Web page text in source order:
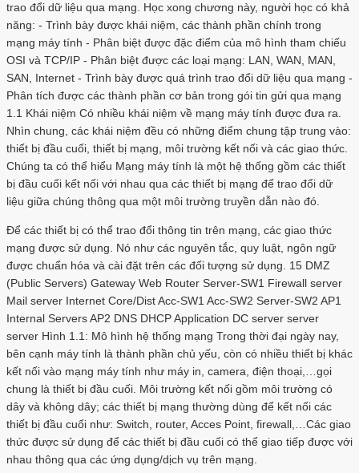
trao đổi dữ liệu qua mạng. Học xong chương này, người học có khả
năng: - Trình bày được khái niệm, các thành phần chính trong
mạng máy tính - Phân biệt được đặc điểm của mô hình tham chiếu
OSI và TCP/IP - Phân biệt được các loại mạng: LAN, WAN, MAN,
SAN, Internet - Trình bày được quá trình trao đổi dữ liệu qua mạng -
Phân tích được các thành phần cơ bản trong gói tin gửi qua mạng
1.1 Khái niệm Có nhiều khái niệm về mạng máy tính được đưa ra.
Nhìn chung, các khái niệm đều có những điểm chung tập trung vào:
thiết bị đầu cuối, thiết bị mạng, môi trường kết nối và các giao thức.
Chúng ta có thể hiểu Mạng máy tính là một hệ thống gồm các thiết
bị đầu cuối kết nối với nhau qua các thiết bị mạng để trao đổi dữ
liệu giữa chúng thông qua một môi trường truyền dẫn nào đó.
Để các thiết bị có thể trao đổi thông tin trên mạng, các giao thức
mạng được sử dụng. Nó như các nguyên tắc, quy luật, ngôn ngữ
được chuẩn hóa và cài đặt trên các đối tượng sử dụng. 15 DMZ
(Public Servers) Gateway Web Router Server-SW1 Firewall server
Mail server Internet Core/Dist Acc-SW1 Acc-SW2 Server-SW2 AP1
Internal Servers AP2 DNS DHCP Application DC server server
server Hình 1.1: Mô hình hệ thống mạng Trong thời đại ngày nay,
bên cạnh máy tính là thành phần chủ yếu, còn có nhiều thiết bị khác
kết nối vào mạng máy tính như máy in, camera, điện thoại,…gọi
chung là thiết bị đầu cuối. Môi trường kết nối gồm môi trường có
dây và không dây; các thiết bị mạng thường dùng để kết nối các
thiết bị đầu cuối như: Switch, router, Acces Point, firewall,…Các giao
thức được sử dụng để các thiết bị đầu cuối có thể giao tiếp được với
nhau thông qua các ứng dụng/dịch vụ trên mạng.